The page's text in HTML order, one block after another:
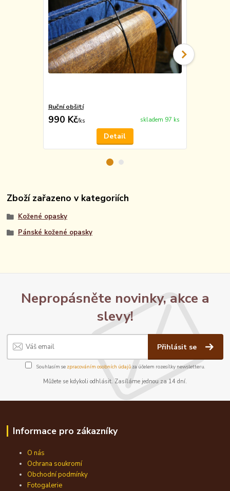
Ruční obšití
990 Kč/ks skladem 97 ks
Detail
Zboží zařazeno v kategoriích
Kožené opasky
Pánské kožené opasky
Nepropásněte novinky, akce a
slevy!
Přihlásit se
Souhlasím se zpracováním osobních údajůza účelem rozesílky newsletteru.
Můžete se kdykoli odhlásit. Zasíláme jednou za 14 dní.
Informace pro zákazníky
O nás
Ochrana soukromí
Obchodní podmínky
Fotogalerie